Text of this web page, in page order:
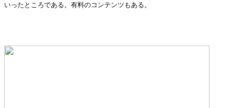
いったところである。有料のコンテンツもある。